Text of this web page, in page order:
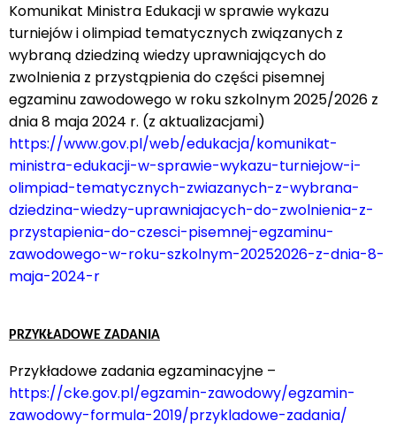
Komunikat Ministra Edukacji w sprawie wykazu
turniejów i olimpiad tematycznych związanych z
wybraną dziedziną wiedzy uprawniających do
zwolnienia z przystąpienia do części pisemnej
egzaminu zawodowego w roku szkolnym 2025/2026 z
dnia 8 maja 2024 r. (z aktualizacjami)
https://www.gov.pl/web/edukacja/komunikat-
ministra-edukacji-w-sprawie-wykazu-turniejow-i-
olimpiad-tematycznych-zwiazanych-z-wybrana-
dziedzina-wiedzy-uprawniajacych-do-zwolnienia-z-
przystapienia-do-czesci-pisemnej-egzaminu-
zawodowego-w-roku-szkolnym-20252026-z-dnia-8-
maja-2024-r
PRZYKŁADOWE ZADANIA
Przykładowe zadania egzaminacyjne –
https://cke.gov.pl/egzamin-zawodowy/egzamin-
zawodowy-formula-2019/przykladowe-zadania/